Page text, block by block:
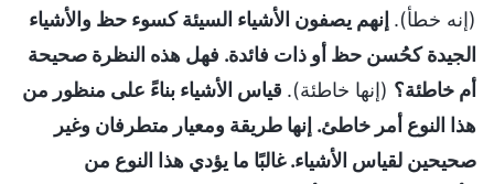
(إنه خطأ). إنهم يصفون الأشياء السيئة كسوء حظ والأشياء
الجيدة كحُسن حظ أو ذات فائدة. فهل هذه النظرة صحيحة
أم خاطئة؟ (إنها خاطئة). قياس الأشياء بناءً على منظور من
هذا النوع أمر خاطئ. إنها طريقة ومعيار متطرفان وغير
صحيحين لقياس الأشياء. غالبًا ما يؤدي هذا النوع من